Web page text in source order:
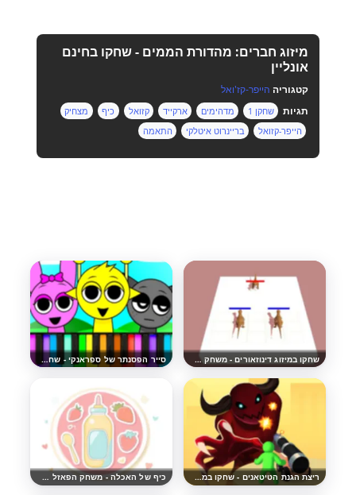
מיזוג חברים: מהדורת הממים - שחקו בחינם
אונליין
קטגוריה הייפר-קז'ואל
תגיות
שחקן 1 מדהימים ארקייד קזואל כיף
מצחיק
הייפר-קזואל
בריינרוט איטלקי התאמה
שחקו במיזוג דינוזאורים - משחק הפאזל המהנה סייר הפסנתר של ספראנקי - שחקו במשחק הבנות החינמי
ריצת הגנת הטיטאנים - שחקו במשחק הארקייד המהנה כיף של האכלה - משחק הפאזל המהנה